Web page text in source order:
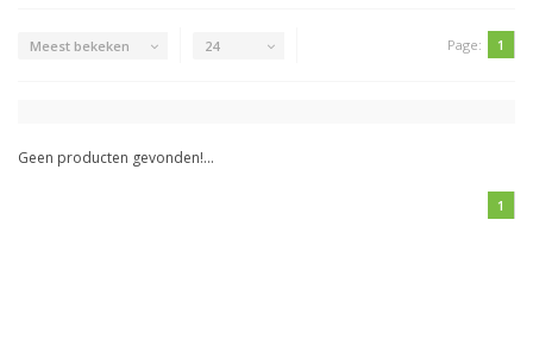
Meest bekeken 24 Page: 1
Geen producten gevonden!...
1